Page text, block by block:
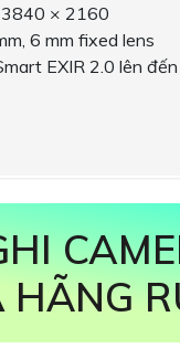
× 2160
6 mm fixed lens
EXIR 2.0 lên
HÃNG